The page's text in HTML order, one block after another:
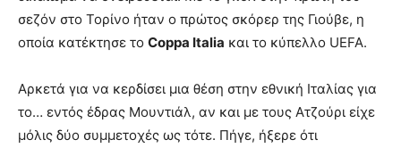
σεζόν στο Τορίνο ήταν ο πρώτος σκόρερ της Γιούβε, η
οποία κατέκτησε το Coppa Italia και το κύπελλο UEFA.
Αρκετά για να κερδίσει μια θέση στην εθνική Ιταλίας για
το… εντός έδρας Μουντιάλ, αν και με τους Ατζούρι είχε
μόλις δύο συμμετοχές ως τότε. Πήγε, ήξερε ότι